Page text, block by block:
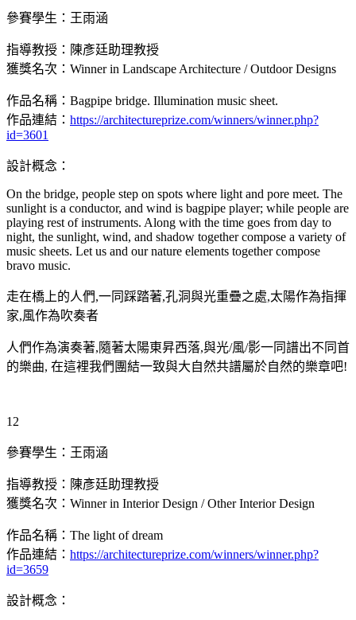
參賽學生：王雨涵
指導教授：陳彥廷助理教授
獲獎名次：Winner in Landscape Architecture / Outdoor Designs
作品名稱：Bagpipe bridge. Illumination music sheet.
作品連結： https://architectureprize.com/winners/winner.php?
id=3601
設計概念：
On the bridge, people step on spots where light and pore meet. The
sunlight is a conductor, and wind is bagpipe player; while people are
playing rest of instruments. Along with the time goes from day to
night, the sunlight, wind, and shadow together compose a variety of
music sheets. Let us and our nature elements together compose
bravo music.
走在橋上的人們,一同踩踏著,孔洞與光重疊之處,太陽作為指揮
家,風作為吹奏者
人們作為演奏著,隨著太陽東昇西落,與光/風/影一同譜出不同首
的樂曲, 在這裡我們團結一致與大自然共譜屬於自然的樂章吧!
12
參賽學生：王雨涵
指導教授：陳彥廷助理教授
獲獎名次：Winner in Interior Design / Other Interior Design
作品名稱：The light of dream
作品連結： https://architectureprize.com/winners/winner.php?
id=3659
設計概念：